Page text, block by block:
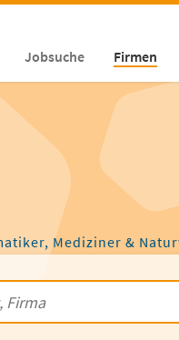
Jobsuche Firmen
Mediziner &